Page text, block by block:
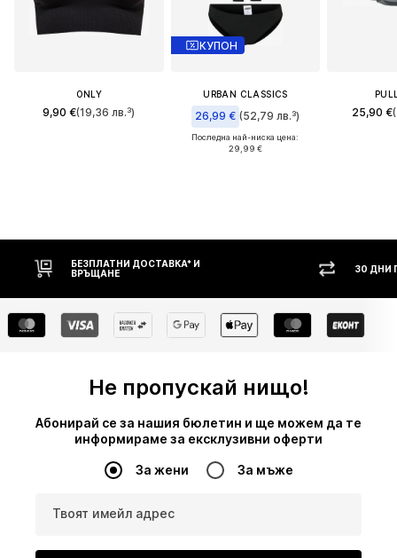
ONLY
9,90 €(19,36 лв.³)
КУПОН
URBAN CLASSICS
26,99 € (52,79 лв.³)
Последна най-ниска цена:
29,99 €
25,90 €
30 ДНИ ПРАВО НА ВРЪЩАНЕ
Не пропускай нищо!
Абонирай се за нашия бюлетин и ще можем да те
информираме за ексклузивни оферти
За жени За мъже
Твоят имейл адрес